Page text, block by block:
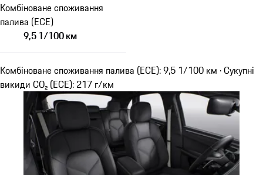
Комбіноване споживання
палива (ECE)
9,5 1/100 км
Комбіноване споживання палива (ECE): 9,5 1/100 км · Сукупні
викиди CO₂ (ECE): 217 г/км